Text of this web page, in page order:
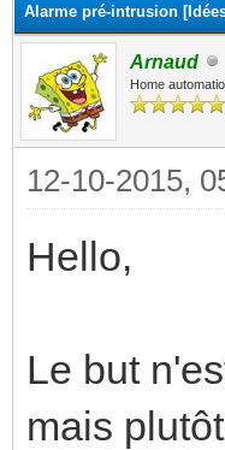
Alarme pré-intrusion
Arnaud
Home
12-10-2015,
Hello,
Le but
mais